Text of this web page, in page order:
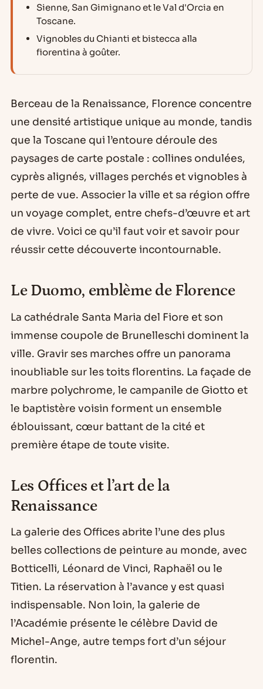
Sienne, San Gimignano et le Val d'Orcia en
Toscane.
Vignobles du Chianti et bistecca alla
fiorentina à goûter.
Berceau de la Renaissance, Florence concentre
une densité artistique unique au monde, tandis
que la Toscane qui l’entoure déroule des
paysages de carte postale : collines ondulées,
cyprès alignés, villages perchés et vignobles à
perte de vue. Associer la ville et sa région offre
un voyage complet, entre chefs-d’œuvre et art
de vivre. Voici ce qu’il faut voir et savoir pour
réussir cette découverte incontournable.
Le Duomo, emblème de Florence
La cathédrale Santa Maria del Fiore et son
immense coupole de Brunelleschi dominent la
ville. Gravir ses marches offre un panorama
inoubliable sur les toits florentins. La façade de
marbre polychrome, le campanile de Giotto et
le baptistère voisin forment un ensemble
éblouissant, cœur battant de la cité et
première étape de toute visite.
Les Offices et l’art de la
Renaissance
La galerie des Offices abrite l’une des plus
belles collections de peinture au monde, avec
Botticelli, Léonard de Vinci, Raphaël ou le
Titien. La réservation à l’avance y est quasi
indispensable. Non loin, la galerie de
l’Académie présente le célèbre David de
Michel-Ange, autre temps fort d’un séjour
florentin.